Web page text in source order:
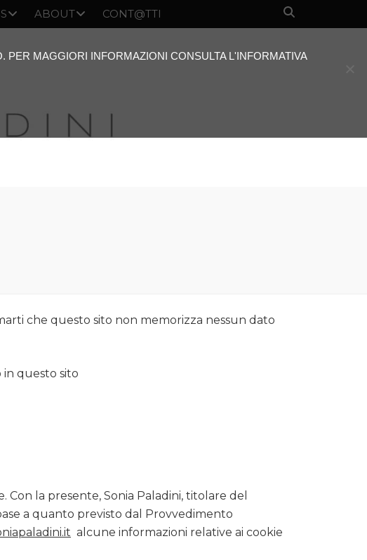
ABOUT CONT@TTI
che questo sito non memorizza nessun dato
questo sito
la presente, Sonia Paladini, titolare del
a quanto previsto dal Provvedimento
alcune informazioni relative ai cookie
MAGGIORI INFORMAZIONI CONSULTA L'INFORMATIVA